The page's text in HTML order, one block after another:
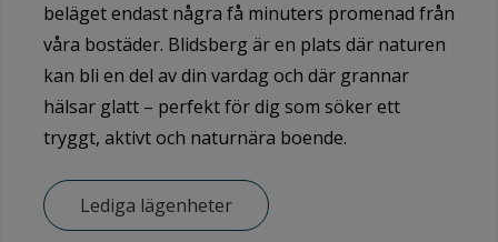
beläget endast några få minuters promenad från
våra bostäder. Blidsberg är en plats där naturen
kan bli en del av din vardag och där grannar
hälsar glatt – perfekt för dig som söker ett
tryggt, aktivt och naturnära boende.
Lediga lägenheter